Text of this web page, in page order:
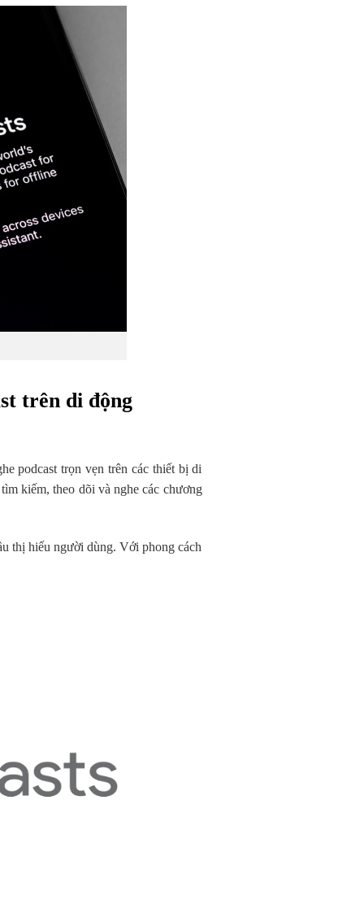
trên di động
podcast trọn vẹn trên các thiết bị di
kiếm, theo dõi và nghe các chương
thị hiếu người dùng. Với phong cách